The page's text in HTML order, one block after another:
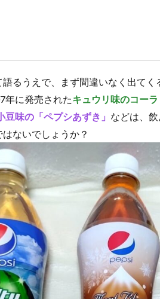
るうえで、まず間違いなく出てく
年に発売されたキュウリ味のコー
豆味の「ペプシあずき」 などは、
ないでしょうか？
いってみた
イベント イン
カカオ生コーラ
カップヌードル
キャンペーン
グリーンコーラ
麹
コカ・コーラ クラフト